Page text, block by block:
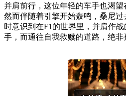
并肩前行，这位年轻的车手也渴望
然而伴随着引擎开始轰鸣，桑尼
时意识到在F1的世界里，并肩作
手，而通往自我救赎的道路，绝非